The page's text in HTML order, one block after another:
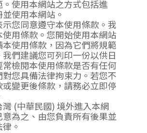
使用本網站之方式包括進
使用本網站。
您同意遵守本使用條款。我
用條款。您開始使用本網站
使用條款，因為它們將規範
們建議您可列印一份以供日
檢閱本使用條款是否有任何
您具備法律拘束力。若您不
變更後條款，請務必立即停
(中華民國) 境外進入本網
為之、由您負責所有後果並
。